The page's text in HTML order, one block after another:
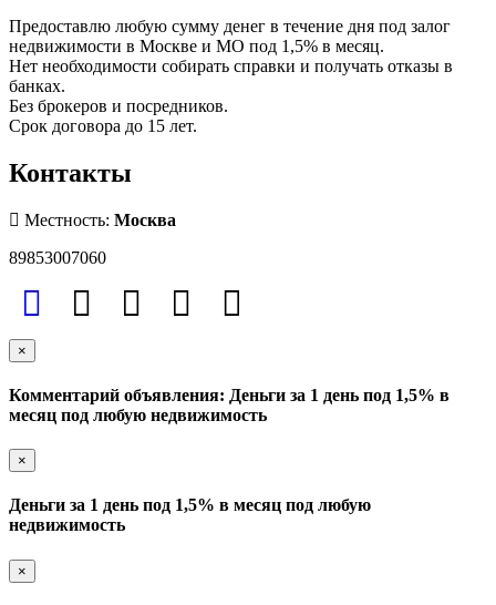
Предоставлю любую сумму денег в течение дня под залог
недвижимости в Москве и МО под 1,5% в месяц.
Нет необходимости собирать справки и получать отказы в
банках.
Без брокеров и посредников.
Срок договора до 15 лет.
Контакты
Местность: Москва
89853007060
×
Комментарий объявления: Деньги за 1 день под 1,5% в
месяц под любую недвижимость
×
Деньги за 1 день под 1,5% в месяц под любую
недвижимость
×